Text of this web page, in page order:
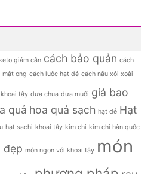
giảm cân cách bảo quản cách
ong cách luộc hạt dẻ cách nấu xôi xoài
tây dưa chua dưa muối giá bao
quả hoa quả sạch hạt dẻ Hạt
hạt sachi khoai tây kim chi kim chi hàn quốc
đẹp món ngon với khoai tây món